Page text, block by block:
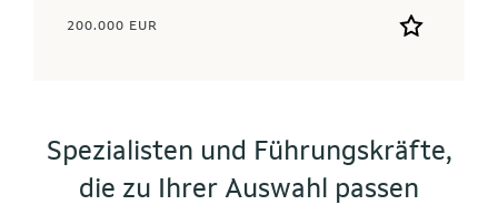
200.000 EUR
Spezialisten und Führungskräfte,
die zu Ihrer Auswahl passen